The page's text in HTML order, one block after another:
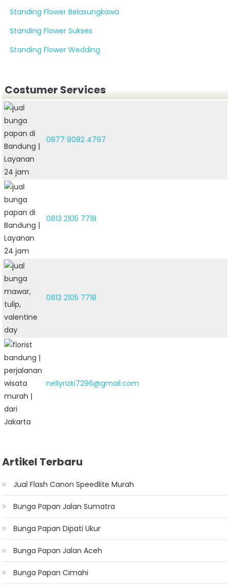
Standing Flower Belasungkawa
Standing Flower Sukses
Standing Flower Wedding
Costumer Services
0877 9082 4797
0813 2105 7718
0813 2105 7718
nellyrizki7296@gmail.com
Artikel Terbaru
Jual Flash Canon Speedlite Murah
Bunga Papan Jalan Sumatra
Bunga Papan Dipati Ukur
Bunga Papan Jalan Aceh
Bunga Papan Cimahi